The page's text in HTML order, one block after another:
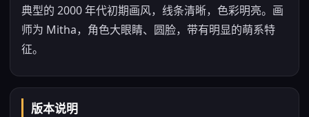
典型的 2000 年代初期画风，线条清晰，色彩明亮。画
师为 Mitha，角色大眼睛、圆脸，带有明显的萌系特
征。
版本说明